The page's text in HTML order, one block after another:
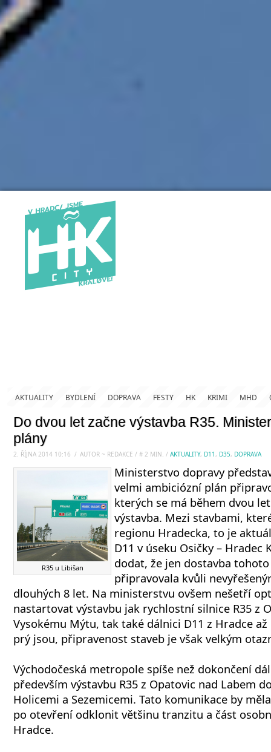
AKTUALITY BYDLENÍ DOPRAVA FESTY HK KRIMI MHD
Do dvou let začne výstavba R35.
plány
2. ŘÍJNA 2014 10:16 / AUTOR ~ REDAKCE / # 2 MIN. / AKTUALITY, D11 , D35, DOPRAVA
R35 u Libišan
Ministerstvo dopravy
velmi ambiciózní plán
kterých se má během dvou
výstavba. Mezi stavbami,
regionu Hradecka, to je
D11 v úseku Osičky – Hradec
dodat, že jen dostavba
připravovala kvůli
dlouhých 8 let. Na ministerstvu ovšem nešetří
nastartovat výstavbu jak rychlostní silnice R35 z
Vysokému Mýtu, tak také dálnici D11 z Hradce
prý jsou, připravenost staveb je však velkým
Východočeská metropole spíše než dokončení
především výstavbu R35 z Opatovic nad Labem
Holicemi a Sezemicemi. Tato komunikace by
po otevření odklonit většinu tranzitu a část
Hradce.